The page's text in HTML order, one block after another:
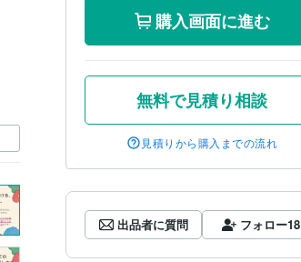
購入画面に進む
無料で見積り相談
見積りから購入までの流れ
出品者に質問 フォロー18